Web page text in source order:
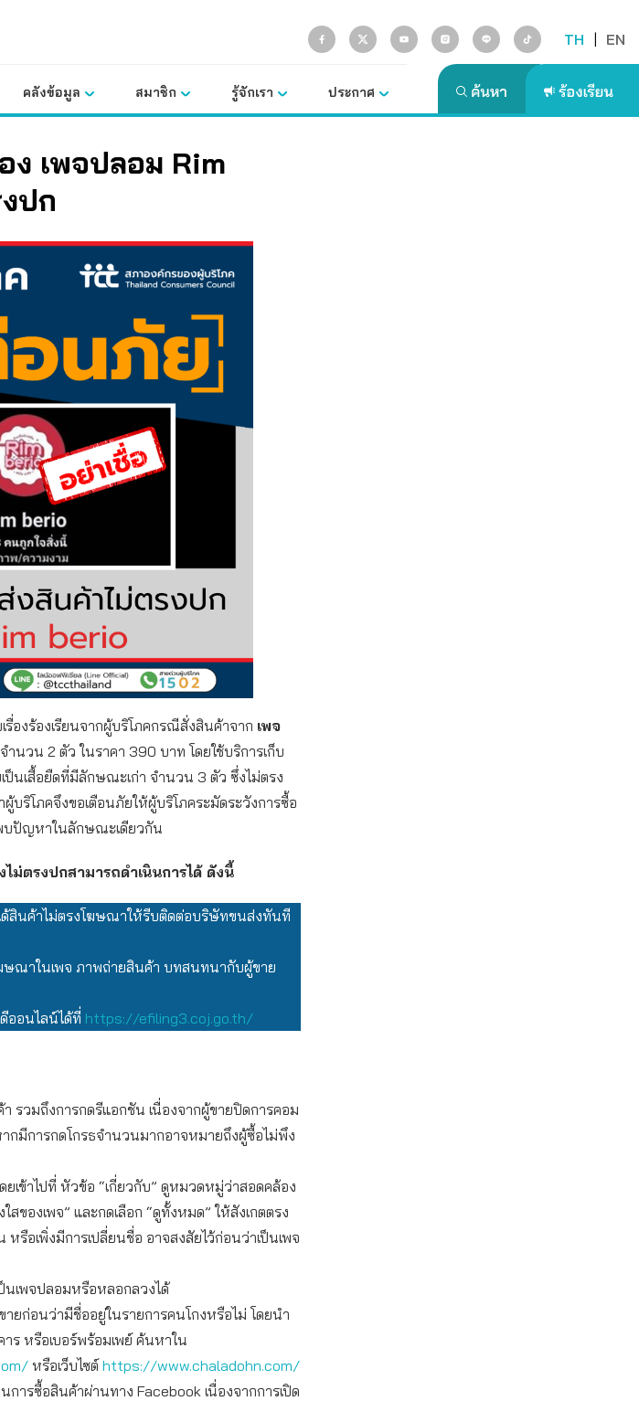
TH | EN
คลังข้อมูล สมาชิก รู้จักเรา ประกาศ
ง เพจปลอม Rim
ปก
รื่องร้องเรียนจากผู้บริโภคกรณีสั่งสินค้าจาก เพจ
ำนวน 2 ตัว ในราคา 390 บาท โดยใช้บริการเก็บ
ป็นเสื้อยืดที่มีลักษณะเก่า จำนวน 3 ตัว ซึ่งไม่ตรง
ริโภคจึงขอเตือนภัยให้ผู้บริโภคระมัดระวังการซื้อ
พบปัญหาในลักษณะเดียวกัน
ตรงปกสามารถดำเนินการได้ ดังนี้
สินค้าไม่ตรงโฆษณาให้รีบติดต่อบริษัทขนส่งทันที
ษณาในเพจ ภาพถ่ายสินค้า บทสนทนากับผู้ขาย
ออนไลน์ได้ที่ https://efiling3.coj.go.th/
รวมถึงการกดรีแอกชัน เนื่องจากผู้ขายปิดการคอม
กมีการกดโกรธจำนวนมากอาจหมายถึงผู้ซื้อไม่พึง
เข้าไปที่ หัวข้อ “เกี่ยวกับ” ดูหมวดหมู่ว่าสอดคล้อง
ของเพจ” และกดเลือก “ดูทั้งหมด” ให้สังเกตตรง
รือเพิ่งมีการเปลี่ยนชื่อ อาจสงสัยไว้ก่อนว่าเป็นเพจ
นเพจปลอมหรือหลอกลวงได้
ยก่อนว่ามีชื่ออยู่ในรายการคนโกงหรือไม่ โดยนำ
ร หรือเบอร์พร้อมเพย์ ค้นหาใน
หรือเว็บไซต์ https://www.chaladohn.com/
การซื้อสินค้าผ่านทาง Facebook เนื่องจากการเปิด